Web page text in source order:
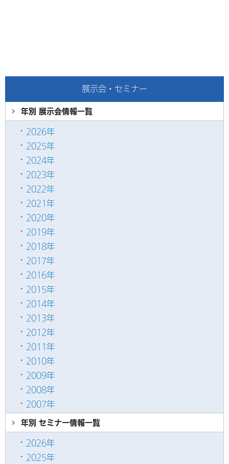
展示会・セミナー
年別 展示会情報一覧
2026年
2025年
2024年
2023年
2022年
2021年
2020年
2019年
2018年
2017年
2016年
2015年
2014年
2013年
2012年
2011年
2010年
2009年
2008年
2007年
年別 セミナー情報一覧
2026年
2025年